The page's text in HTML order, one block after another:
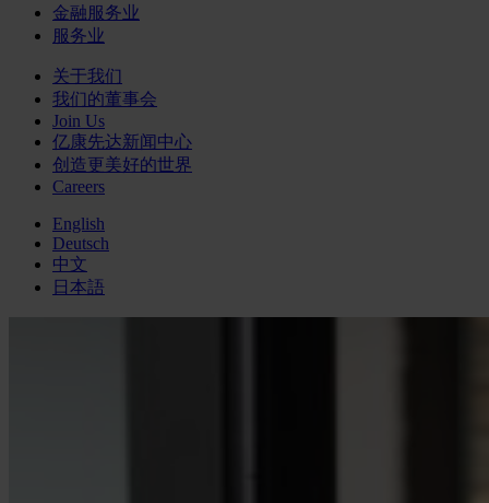
金融服务业
服务业
关于我们
我们的董事会
Join Us
亿康先达新闻中心
创造更美好的世界
Careers
English
Deutsch
中文
日本語